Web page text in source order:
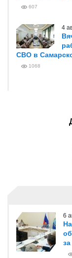
607
4
СВО в
1068
6